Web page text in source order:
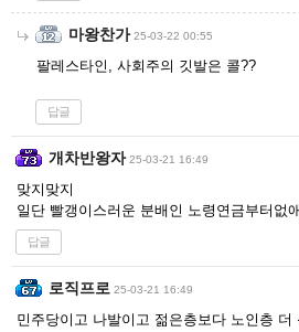
마왕찬가 25-03-22 00:55
팔레스타인, 사회주의 깃발은 콜??
답글
개차반왕자 25-03-21 16:49
맞지맞지
일단 빨갱이스러운 분배인 노령연금부터없
답글
로직프로 25-03-21 16:49
민주당이고 나발이고 젊은층보다 노인층 더